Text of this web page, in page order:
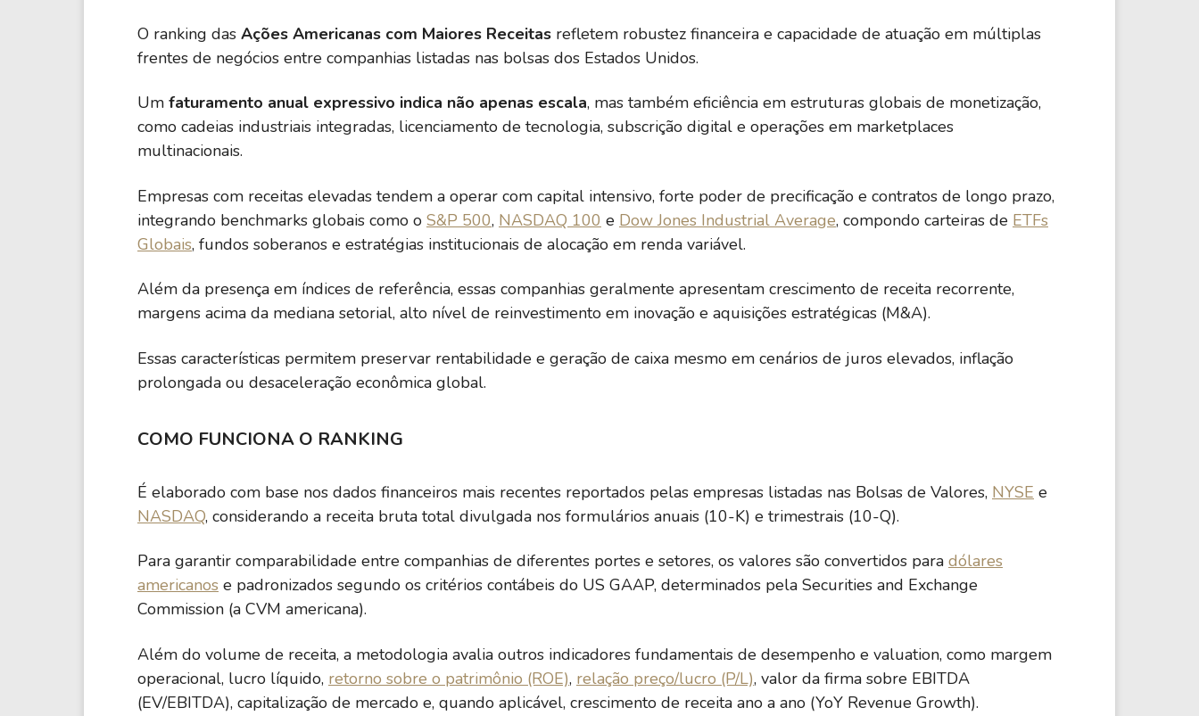
O ranking das Ações Americanas com Maiores Receitas refletem robustez financeira e capacidade de atuação em múltiplas
frentes de negócios entre companhias listadas nas bolsas dos Estados Unidos.
Um faturamento anual expressivo indica não apenas escala, mas também eficiência em estruturas globais de monetização,
como cadeias industriais integradas, licenciamento de tecnologia, subscrição digital e operações em marketplaces
multinacionais.
Empresas com receitas elevadas tendem a operar com capital intensivo, forte poder de precificação e contratos de longo prazo,
integrando benchmarks globais como o S&P 500, NASDAQ 100 e Dow Jones Industrial Average, compondo carteiras de ETFs
Globais, fundos soberanos e estratégias institucionais de alocação em renda variável.
Além da presença em índices de referência, essas companhias geralmente apresentam crescimento de receita recorrente,
margens acima da mediana setorial, alto nível de reinvestimento em inovação e aquisições estratégicas (M&A).
Essas características permitem preservar rentabilidade e geração de caixa mesmo em cenários de juros elevados, inflação
prolongada ou desaceleração econômica global.
COMO FUNCIONA O RANKING
É elaborado com base nos dados financeiros mais recentes reportados pelas empresas listadas nas Bolsas de Valores, NYSE e
NASDAQ, considerando a receita bruta total divulgada nos formulários anuais (10-K) e trimestrais (10-Q).
Para garantir comparabilidade entre companhias de diferentes portes e setores, os valores são convertidos para dólares
americanos e padronizados segundo os critérios contábeis do US GAAP, determinados pela Securities and Exchange
Commission (a CVM americana).
Além do volume de receita, a metodologia avalia outros indicadores fundamentais de desempenho e valuation, como margem
operacional, lucro líquido, retorno sobre o patrimônio (ROE), relação preço/lucro (P/L), valor da firma sobre EBITDA
(EV/EBITDA), capitalização de mercado e, quando aplicável, crescimento de receita ano a ano (YoY Revenue Growth).